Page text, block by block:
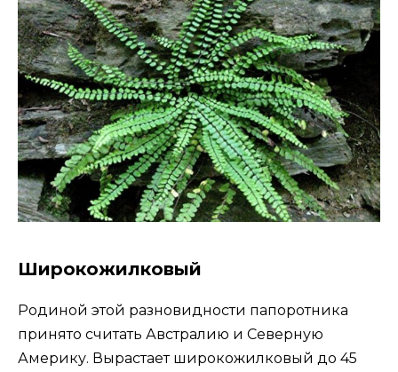
Широкожилковый
Родиной этой разновидности папоротника
принято считать Австралию и Северную
Америку. Вырастает широкожилковый до 45